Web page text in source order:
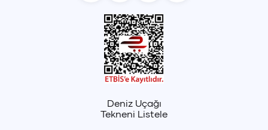
Deniz Uçağı
Tekneni Listele